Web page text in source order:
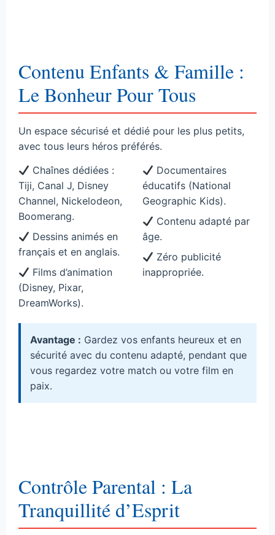
Contenu Enfants & Famille :
Le Bonheur Pour Tous
Un espace sécurisé et dédié pour les plus petits,
avec tous leurs héros préférés.
Chaînes dédiées :
Tiji, Canal J, Disney
Channel, Nickelodeon,
Boomerang.
Dessins animés en
français et en anglais.
Films d’animation
(Disney, Pixar,
DreamWorks).
Documentaires
éducatifs (National
Geographic Kids).
Contenu adapté par
âge.
Zéro publicité
inappropriée.
Avantage : Gardez vos enfants heureux et en
sécurité avec du contenu adapté, pendant que
vous regardez votre match ou votre film en
paix.
Contrôle Parental : La
Tranquillité d’Esprit